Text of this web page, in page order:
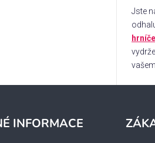
Jste
INFORMACE